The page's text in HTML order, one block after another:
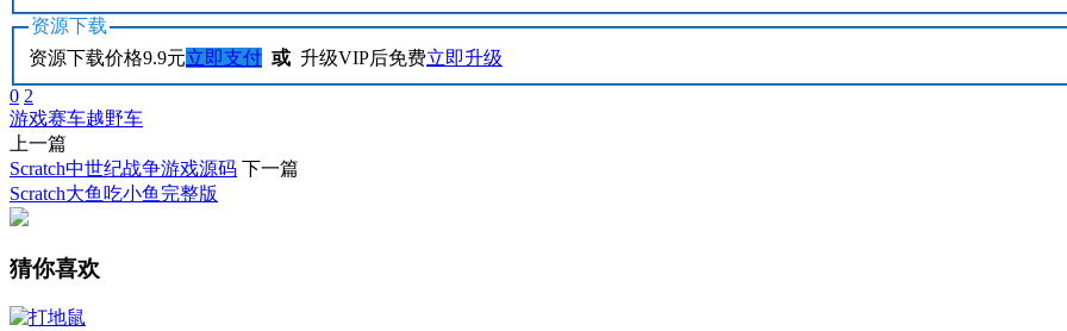
资源下载
资源下载价格9.9元立即支付 或 升级VIP后免费立即升级
0 2
游戏赛车越野车
上一篇
Scratch中世纪战争游戏源码 下一篇
Scratch大鱼吃小鱼完整版
猜你喜欢